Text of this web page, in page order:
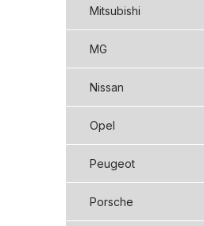
Mitsubishi
MG
Nissan
Opel
Peugeot
Porsche